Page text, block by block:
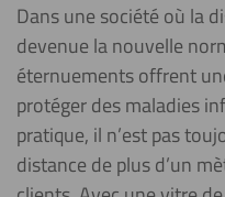
Dans une société où la
devenue la nouvelle
éternuements offrent
protéger des maladies
pratique, il n’est pas
distance de plus d’un